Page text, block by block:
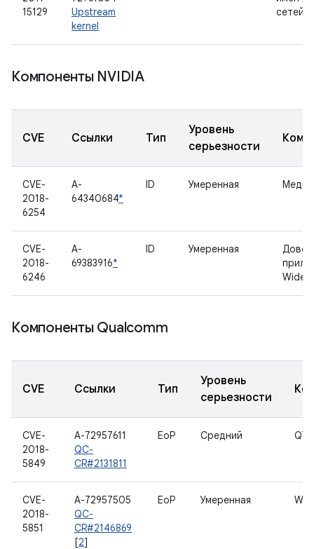
15129
Upstream
kernel
сетей
Компоненты NVIDIA
CVE Ссылки Тип
Уровень
серьезности
CVE-
2018-
6254
A-
64340684*
ID Умеренная
CVE-
2018-
6246
A-
69383916*
ID Умеренная
Компоненты Qualcomm
CVE Ссылки Тип
Уровень
серьезности
CVE-
2018-
5849
A-72957611
QC-
CR#2131811
EoP Средний
CVE-
2018-
5851
A-72957505
QC-
CR#2146869
[2]
EoP Умеренная